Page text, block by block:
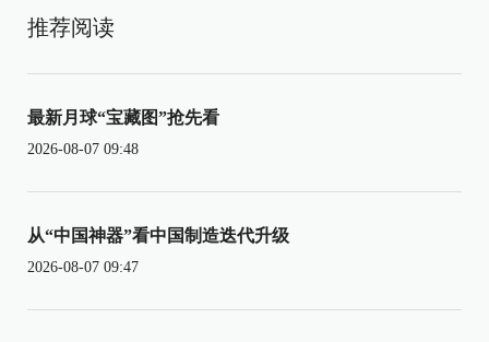
推荐阅读
最新月球“宝藏图”抢先看
2026-08-07 09:48
从“中国神器”看中国制造迭代升级
2026-08-07 09:47